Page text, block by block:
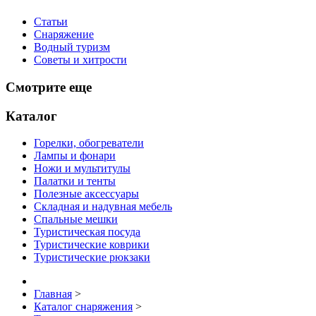
Статьи
Снаряжение
Водный туризм
Советы и хитрости
Смотрите еще
Каталог
Горелки, обогреватели
Лампы и фонари
Ножи и мультитулы
Палатки и тенты
Полезные аксессуары
Складная и надувная мебель
Спальные мешки
Туристическая посуда
Туристические коврики
Туристические рюкзаки
Главная >
Каталог снаряжения >